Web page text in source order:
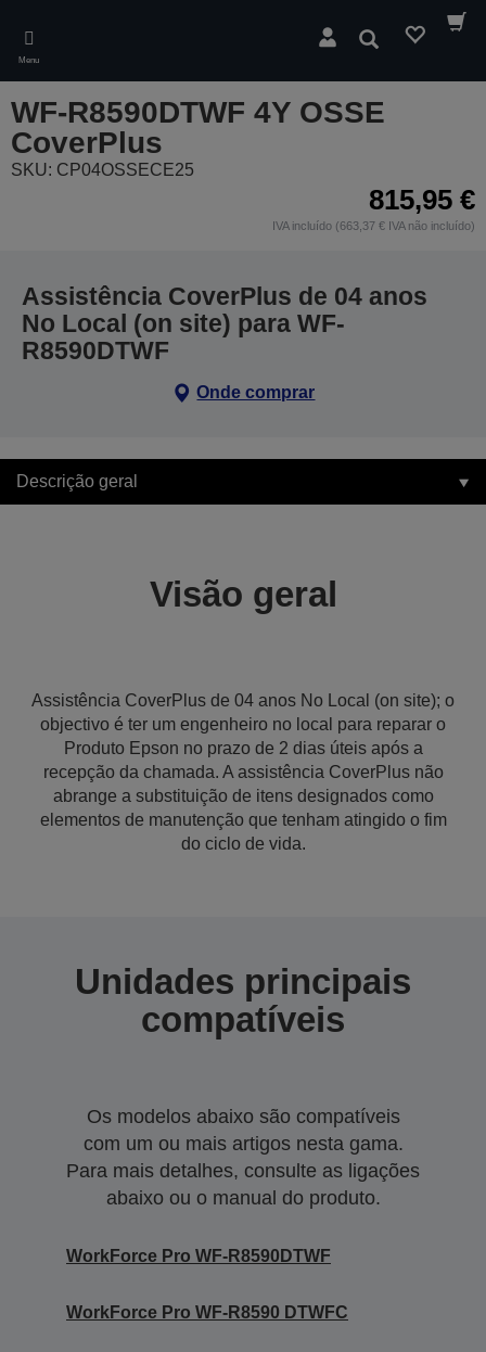
main
content
Menu
Pesquisar
WF-R8590DTWF 4Y OSSE
CoverPlus
SKU: CP04OSSECE25
815,95 €
IVA incluído (663,37 € IVA não incluído)
Assistência CoverPlus de 04 anos
No Local (on site) para WF-
R8590DTWF
Onde comprar
Descrição geral
Visão geral
Assistência CoverPlus de 04 anos No Local (on site); o
objectivo é ter um engenheiro no local para reparar o
Produto Epson no prazo de 2 dias úteis após a
recepção da chamada. A assistência CoverPlus não
abrange a substituição de itens designados como
elementos de manutenção que tenham atingido o fim
do ciclo de vida.
Unidades principais
compatíveis
Os modelos abaixo são compatíveis
com um ou mais artigos nesta gama.
Para mais detalhes, consulte as ligações
abaixo ou o manual do produto.
WorkForce Pro WF-R8590DTWF
WorkForce Pro WF-R8590 DTWFC